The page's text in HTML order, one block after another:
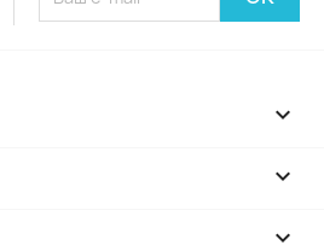


